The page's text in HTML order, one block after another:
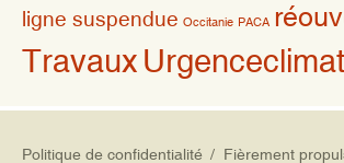
ligne suspendue Occitanie PACA
Travaux
Politique de confidentialité Fièrement